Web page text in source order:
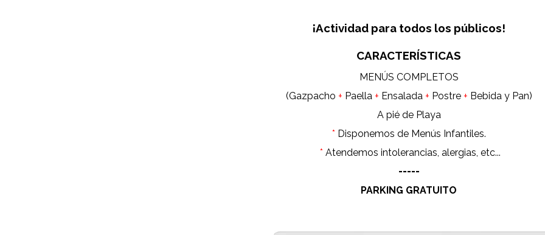
¡Actividad para todos los públicos!
CARACTERÍSTICAS
MENÚS COMPLETOS
(Gazpacho + Paella + Ensalada + Postre + Bebida y Pan)
A pié de Playa
* Disponemos de Menús Infantiles.
* Atendemos intolerancias, alergias, etc...
-----
PARKING GRATUITO